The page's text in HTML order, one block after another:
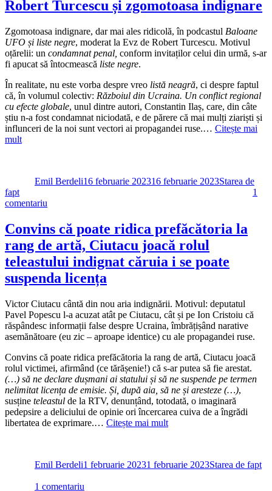
Robert Turcescu și zgomotoasa indignare
Zgomotoasa indignare, dar mai ales ridicolă, în podcastul Baloane
UFO și liste negre, moderat la Evz de Robert Turcescu. Motivul
oțărelii: un condamnat penal, conform invitaților celui din urmă, s-ar
fi apucat să întocmească liste negre.
În realitate, nu este vorba despre vreo listă neagră, ci despre faptul
că, în volumul colectiv: Războiul din Ucraina. Un conflict regional
cu efecte globale, unul dintre autori, Constantin Ilaș, care, din câte
știu n-a fost condamnat niciodată, e de părere că mai mulți ziariști și
influnceri de la noi sunt vectori ai propagandei ruse.… Citește mai
mult
Emil Berdeli16 februarie 202316 februarie 2023Starea de
fapt
1
comentariu
Turcescu
și
zgomotoasa
indignare
Convins că poate ridica prefăcătoria la
rang de artă, Ciutacu joacă rolul
teleastului indignat căruia i se poate
suspenda licența
Victor Ciutacu cântă din nou aria indignării. Motivul: deputatul
Pavel Popescu l-a acuzat atât pe Ciutacu, cât și pe Ion Cristoiu că
răspândesc informații false despre Ucraina, îmbrățișând narative
asemănătoare (eu zic – aproape identice) cu ale propagandei ruse.
Convins că poate ridica prefăcătoria la rang de artă, Ciutacu joacă
rolul victimei, afirmând (ce tărășenie!) că s-ar putea să fie arestat.
(…) să ne declare dușmani ai statului și să ne suspende pe termen
nelimitat licența de emisie. Și, după aia, să ne și aresteze (…),
susține teleastul de la RTV, denunțând, totodată, o imaginară
pedepsire a deliciului de opinie ori încercarea cuiva de a îngrădi
libertatea de exprimare.… Citește mai mult
Emil Berdeli1 februarie 20231 februarie 2023Starea de fapt
1 comentariu